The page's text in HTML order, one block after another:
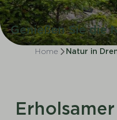
Genießen Sie die
Home Natur in